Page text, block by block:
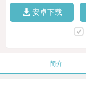
安卓下载
简介